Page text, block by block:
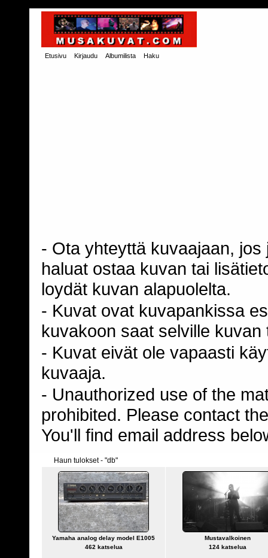
Etusivu Kirjaudu Albumilista Haku
- Ota yhteyttä kuvaajaan,
haluat ostaa kuvan tai
loydät kuvan alapuolelta.
- Kuvat ovat kuvapankissa
kuvakoon saat selville
- Kuvat eivät ole vapaasti
kuvaaja.
- Unauthorized use of the
prohibited. Please contact
You'll find email address
Haun tulokset - "db"
Yamaha analog delay model E1005
462 katselua
Mustavalkoinen
124 katselua